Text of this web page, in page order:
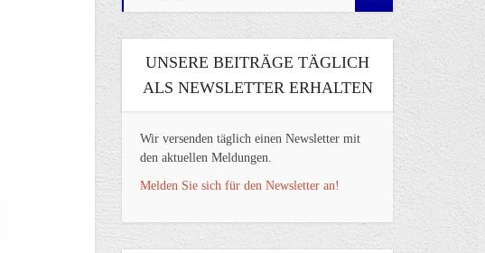
UNSERE BEITRÄGE TÄGLICH
ALS NEWSLETTER ERHALTEN
Wir versenden täglich einen Newsletter mit
den aktuellen Meldungen.
Melden Sie sich für den Newsletter an!